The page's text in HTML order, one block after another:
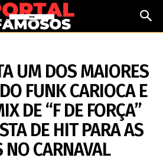
JANEIRO DE 2026
UM DOS MAIORES
FUNK CARIOCA E
DE “F DE FORÇA”
DE HIT PARA AS
NO CARNAVAL